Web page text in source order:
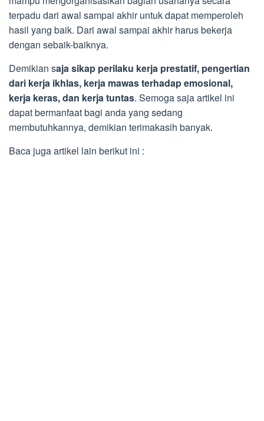
terpadu dari awal sampai akhir untuk dapat memperoleh
hasil yang baik. Dari awal sampai akhir harus bekerja
dengan sebaik-baiknya.
Demikian saja sikap perilaku kerja prestatif, pengertian
dari kerja ikhlas, kerja mawas terhadap emosional,
kerja keras, dan kerja tuntas. Semoga saja artikel ini
dapat bermanfaat bagi anda yang sedang
membutuhkannya, demikian terimakasih banyak.
Baca juga artikel lain berikut ini :